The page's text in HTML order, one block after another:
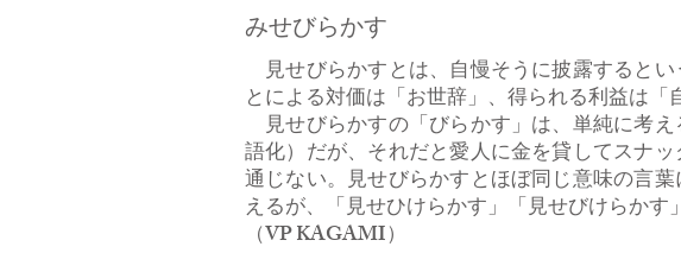
みせびらかす
見せびらかすとは、自慢そうに披露すると
とによる対価は「お世辞」、得られる利益は「
見せびらかすの「びらかす」は、単純に考
語化）だが、それだと愛人に金を貸してスナ
通じない。見せびらかすとほぼ同じ意味の言
えるが、「見せひけらかす」「見せびけらかす
​（VP KAGAMI）